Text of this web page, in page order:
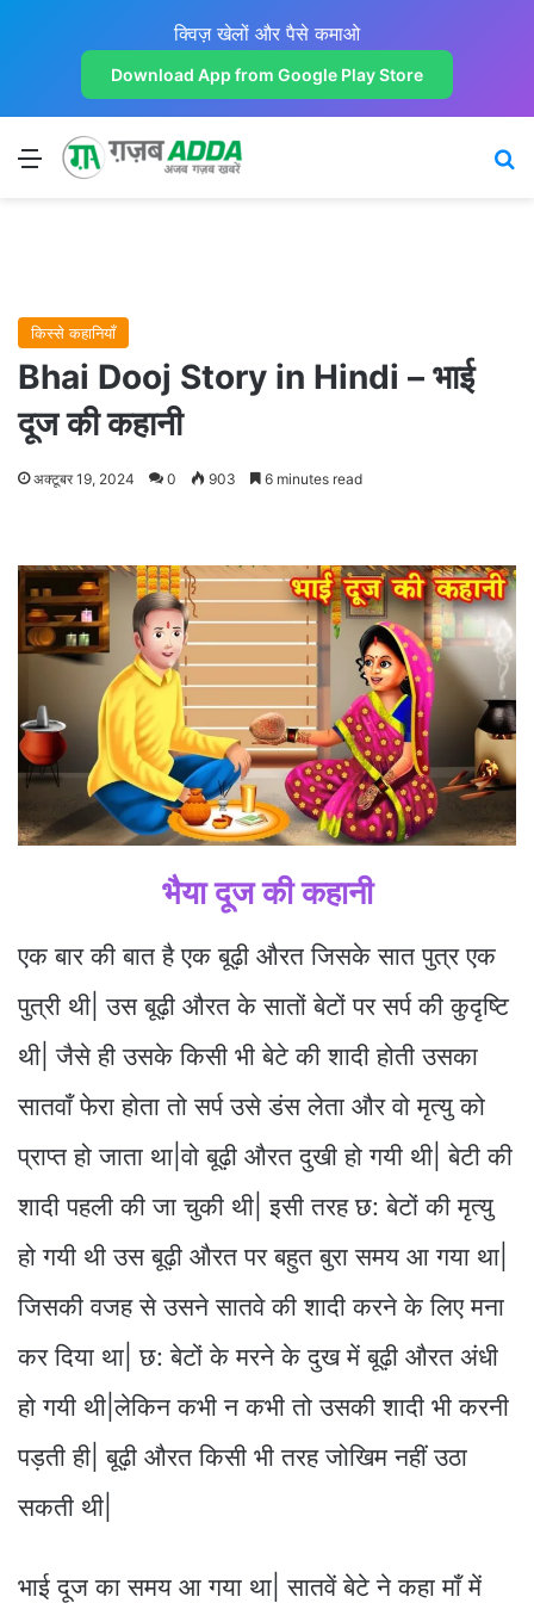
क्विज़ खेलों और पैसे कमाओ
Download App from Google Play Store
Menu
किस्से कहानियाँ
Bhai Dooj Story in Hindi – भाई
दूज की कहानी
अक्टूबर 19, 2024 0 903 6 minutes read
भैया दूज की कहानी
एक बार की बात है एक बूढ़ी औरत जिसके सात पुत्र एक
पुत्री थी| उस बूढ़ी औरत के सातों बेटों पर सर्प की कुदृष्टि
थी| जैसे ही उसके किसी भी बेटे की शादी होती उसका
सातवाँ फेरा होता तो सर्प उसे डंस लेता और वो मृत्यु को
प्राप्त हो जाता था|वो बूढ़ी औरत दुखी हो गयी थी| बेटी की
शादी पहली की जा चुकी थी| इसी तरह छ: बेटों की मृत्यु
हो गयी थी उस बूढ़ी औरत पर बहुत बुरा समय आ गया था|
जिसकी वजह से उसने सातवे की शादी करने के लिए मना
कर दिया था| छ: बेटों के मरने के दुख में बूढ़ी औरत अंधी
हो गयी थी|लेकिन कभी न कभी तो उसकी शादी भी करनी
पड़ती ही| बूढ़ी औरत किसी भी तरह जोखिम नहीं उठा
सकती थी|
भाई दूज का समय आ गया था| सातवें बेटे ने कहा माँ में